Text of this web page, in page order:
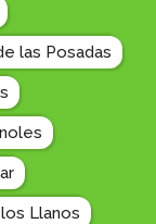
las Posadas
Llanos